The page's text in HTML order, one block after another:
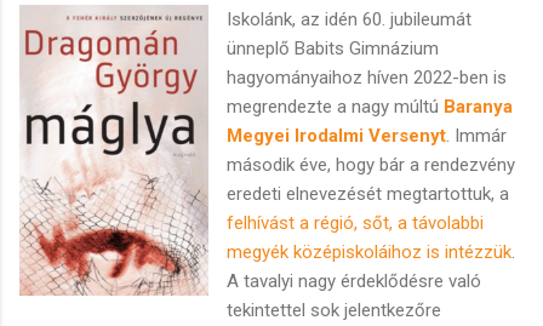
Iskolánk, az idén 60. jubileumát
ünneplő Babits Gimnázium
hagyományaihoz híven 2022-ben is
megrendezte a nagy múltú Baranya
Megyei Irodalmi Versenyt . Immár
második éve, hogy bár a rendezvény
eredeti elnevezését megtartottuk, a
felhívást a régió, sőt, a távolabbi
megyék középiskoláihoz is intézzük
A tavalyi nagy érdeklődésre való
tekintettel sok jelentkezőre